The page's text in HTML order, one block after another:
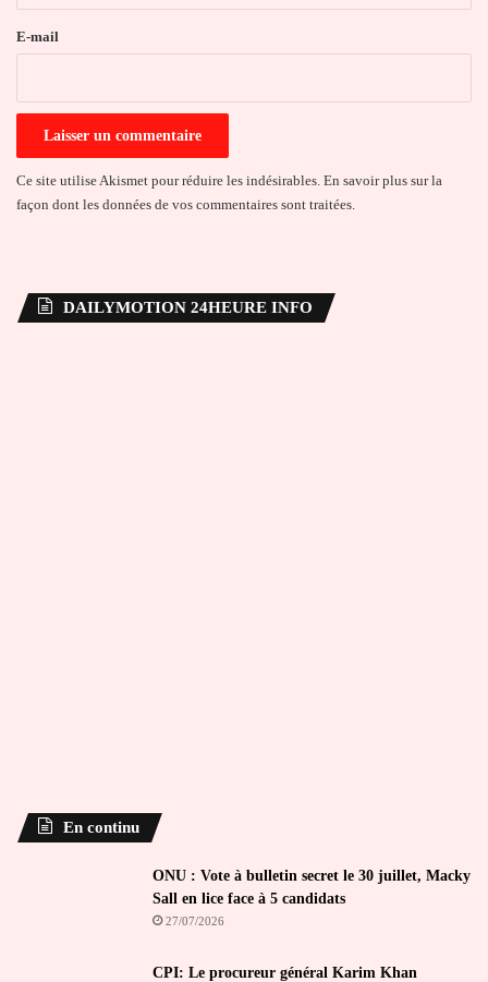
e
E-mail
Ce site utilise Akismet pour réduire les indésirables. En savoir plus sur la
façon dont les données de vos commentaires sont traitées
DAILYMOTION 24HEURE INFO
En continu
ONU : Vote à bulletin secret le 30 juillet, Macky
Sall en lice face à 5 candidats
27/07/2026
CPI: Le procureur général Karim Khan